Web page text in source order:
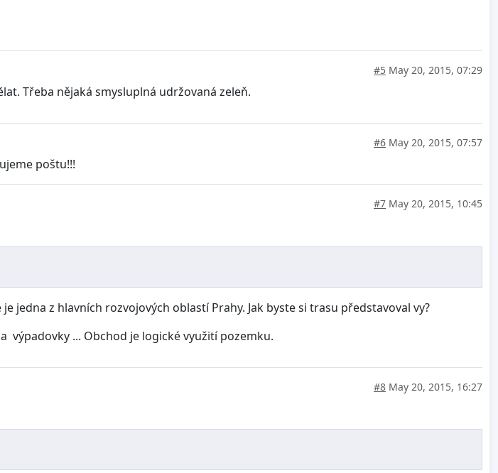
#5 May 20, 2015, 07:29
Třeba nějaká smysluplná udržovaná zeleň.
#6 May 20, 2015, 07:57
poštu!!!
#7 May 20, 2015, 10:45
jedna z hlavních rozvojových oblastí Prahy. Jak byste si trasu představoval vy?
výpadovky ... Obchod je logické využití pozemku.
#8 May 20, 2015, 16:27